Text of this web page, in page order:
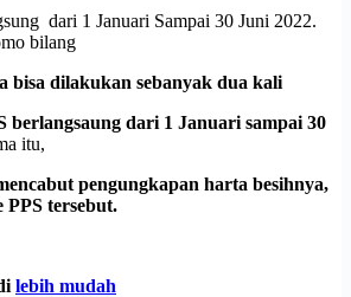
dari 1 Januari Sampai 30 Juni 2022.
bilang
bisa dilakukan sebanyak dua kali
berlangsaung dari 1 Januari sampai 30
itu,
pengungkapan harta besihnya,
PPS tersebut.
lebih mudah